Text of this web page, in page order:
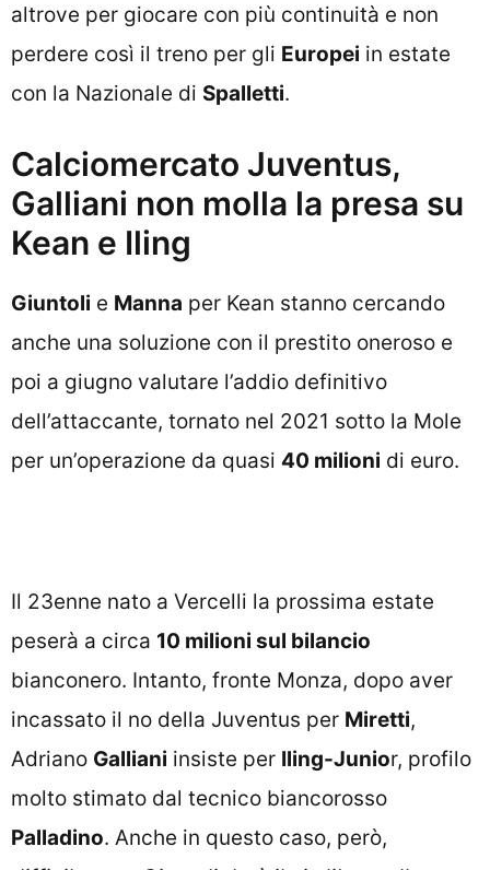
altrove per giocare con più continuità e non
perdere così il treno per gli Europei in estate
con la Nazionale di Spalletti.
Calciomercato Juventus,
Galliani non molla la presa su
Kean e Iling
Giuntoli e Manna per Kean stanno cercando
anche una soluzione con il prestito oneroso e
poi a giugno valutare l’addio definitivo
dell’attaccante, tornato nel 2021 sotto la Mole
per un’operazione da quasi 40 milioni di euro.
Il 23enne nato a Vercelli la prossima estate
peserà a circa 10 milioni sul bilancio
bianconero. Intanto, fronte Monza, dopo aver
incassato il no della Juventus per Miretti,
Adriano Galliani insiste per Iling-Junior, profilo
molto stimato dal tecnico biancorosso
Palladino. Anche in questo caso, però,